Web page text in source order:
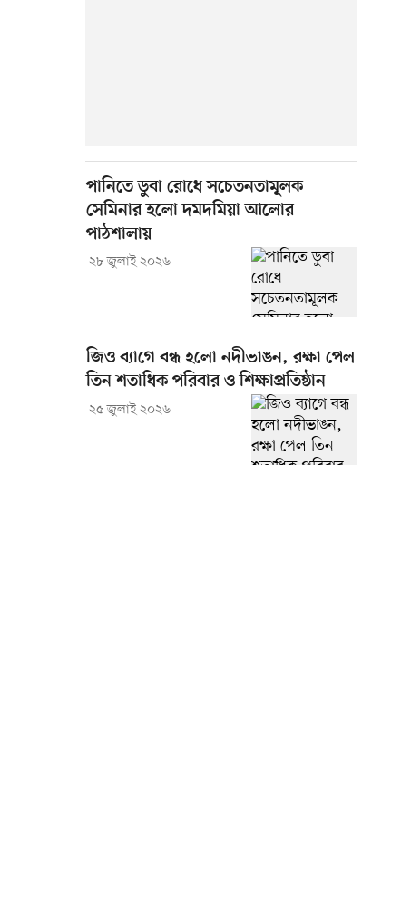
পানিতে ডুবা রোধে সচেতনতামূলক
সেমিনার হলো দমদমিয়া আলোর
পাঠশালায়
২৮ জুলাই ২০২৬
জিও ব্যাগে বন্ধ হলো নদীভাঙন, রক্ষা পেল
তিন শতাধিক পরিবার ও শিক্ষাপ্রতিষ্ঠান
২৫ জুলাই ২০২৬